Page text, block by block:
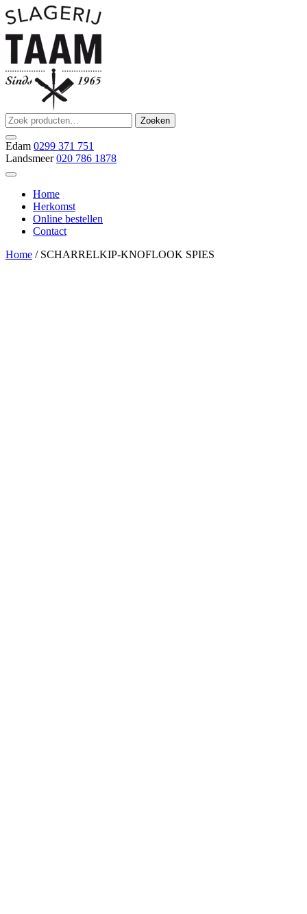
Ga
naar
de
inhoud
Slagerij Taam
slager
Zoeken
naar:
Zoeken
Edam 0299 371 751
Landsmeer 020 786 1878
Home
Herkomst
Online bestellen
Contact
Home / SCHARRELKIP-KNOFLOOK SPIES